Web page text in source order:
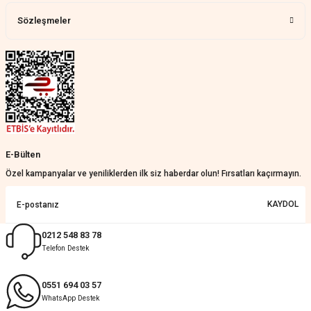
verirler, çok yardım ederler.
Teslim çok çabuk geldi. Montaj çok
Nathalie Prevost | 22/07/2026
Çok ilgililerdi
Merve Özen | 17/07/2026
KeRiM BeRBeR | 16/07/2026
Sorunsuz ve güvenilir
Muhammed Adsiz | 14/07/2026
Kolay
G... K... | 14/07/2026
Sözleşmeler
E-Bülten
Özel kampanyalar ve yeniliklerden ilk siz haberdar olun! Fırsatları kaçırmayın.
KAYDOL
0212 548 83 78
Telefon Destek
0551 694 03 57
WhatsApp Destek